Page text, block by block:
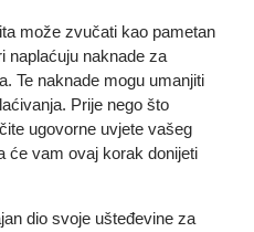
može zvučati kao pametan
naplaćuju naknade za
Te naknade mogu umanjiti
Prije nego što
ugovorne uvjete vašeg
će vam ovaj korak donijeti
dio svoje ušteđevine za